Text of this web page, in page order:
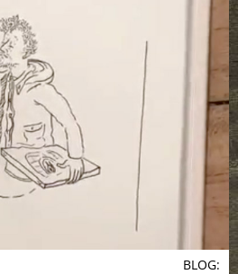
BLOG: